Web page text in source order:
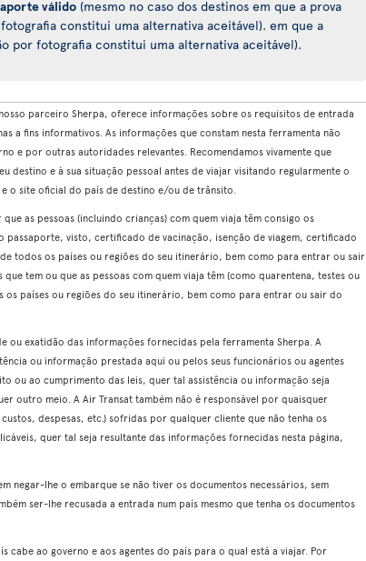
válido (mesmo no caso dos destinos em que a prova
constitui uma alternativa aceitável). em que a
por fotografia constitui uma alternativa aceitável).
parceiro Sherpa, oferece informações sobre os requisitos de entrada
a fins informativos. As informações que constam nesta ferramenta não
e por outras autoridades relevantes. Recomendamos vivamente que
destino e à sua situação pessoal antes de viajar visitando regularmente o
o site oficial do país de destino e/ou de trânsito.
as pessoas (incluindo crianças) com quem viaja têm consigo os
passaporte, visto, certificado de vacinação, isenção de viagem, certificado
todos os países ou regiões do seu itinerário, bem como para entrar ou sair
tem ou que as pessoas com quem viaja têm (como quarentena, testes ou
países ou regiões do seu itinerário, bem como para entrar ou sair do
ou exatidão das informações fornecidas pela ferramenta Sherpa. A
ou informação prestada aqui ou pelos seus funcionários ou agentes
ou ao cumprimento das leis, quer tal assistência ou informação seja
outro meio. A Air Transat também não é responsável por quaisquer
despesas, etc.) sofridas por qualquer cliente que não tenha os
quer tal seja resultante das informações fornecidas nesta página,
negar-lhe o embarque se não tiver os documentos necessários, sem
ser-lhe recusada a entrada num país mesmo que tenha os documentos
cabe ao governo e aos agentes do país para o qual está a viajar. Por